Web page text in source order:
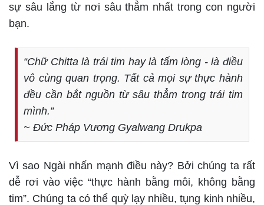
sự sâu lắng từ nơi sâu thẳm nhất trong con người
bạn.
“Chữ Chitta là trái tim hay là tấm lòng - là điều
vô cùng quan trọng. Tất cả mọi sự thực hành
đều cần bắt nguồn từ sâu thẳm trong trái tim
mình.”
~ Đức Pháp Vương Gyalwang Drukpa
Vì sao Ngài nhấn mạnh điều này? Bởi chúng ta rất
dễ rơi vào việc “thực hành bằng môi, không bằng
tim”. Chúng ta có thể quỳ lạy nhiều, tụng kinh nhiều,